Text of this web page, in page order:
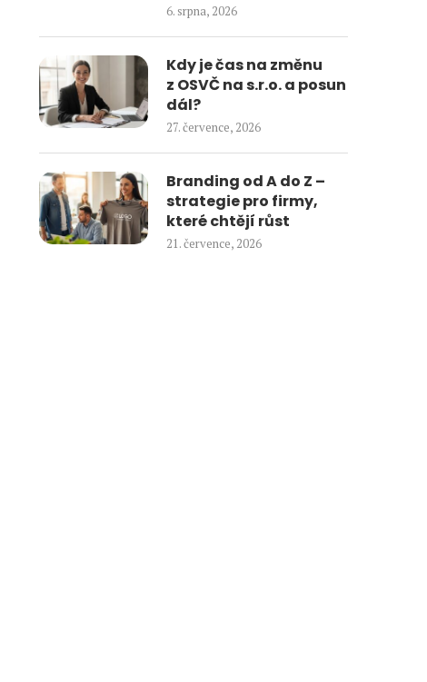
6. srpna, 2026
Kdy je čas na změnu
z OSVČ na s.r.o. a posun
dál?
27. července, 2026
Branding od A do Z –
strategie pro firmy,
které chtějí růst
21. července, 2026